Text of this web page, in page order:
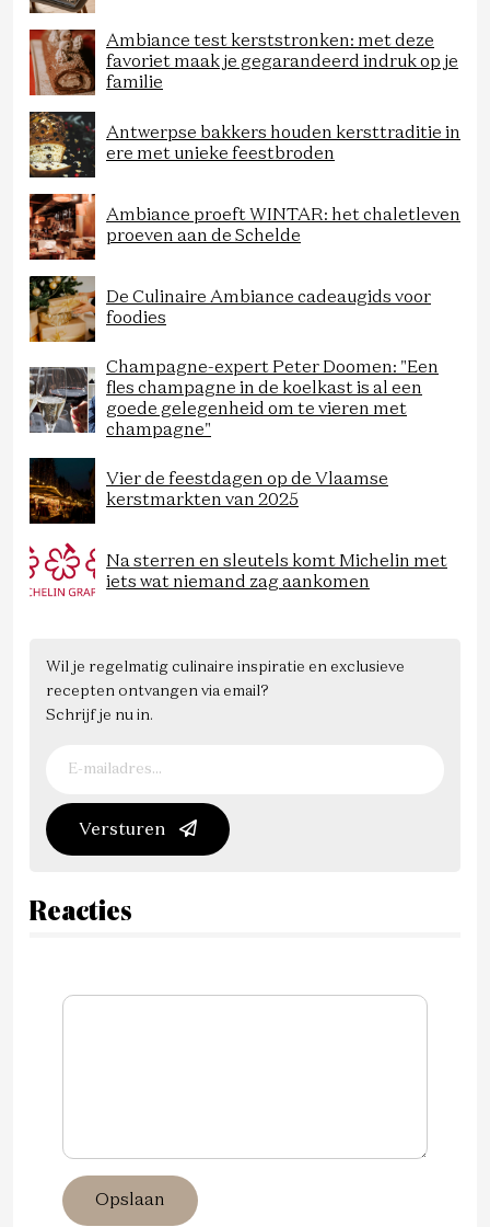
Ambiance test kerststronken: met deze
favoriet maak je gegarandeerd indruk op je
familie
Antwerpse bakkers houden kersttraditie in
ere met unieke feestbroden
Ambiance proeft WINTAR: het chaletleven
proeven aan de Schelde
De Culinaire Ambiance cadeaugids voor
foodies
Champagne-expert Peter Doomen: "Een
fles champagne in de koelkast is al een
goede gelegenheid om te vieren met
champagne"
Vier de feestdagen op de Vlaamse
kerstmarkten van 2025
Na sterren en sleutels komt Michelin met
iets wat niemand zag aankomen
Wil je regelmatig culinaire inspiratie en exclusieve
recepten ontvangen via email?
Schrijf je nu in.
Versturen
Reacties
Opslaan